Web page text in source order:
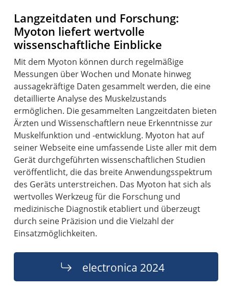
Langzeitdaten und Forschung:
Myoton liefert wertvolle
wissenschaftliche Einblicke
Mit dem Myoton können durch regelmäßige
Messungen über Wochen und Monate hinweg
aussagekräftige Daten gesammelt werden, die eine
detaillierte Analyse des Muskelzustands
ermöglichen. Die gesammelten Langzeitdaten bieten
Ärzten und Wissenschaftlern neue Erkenntnisse zur
Muskelfunktion und -entwicklung. Myoton hat auf
seiner Webseite eine umfassende Liste aller mit dem
Gerät durchgeführten wissenschaftlichen Studien
veröffentlicht, die das breite Anwendungsspektrum
des Geräts unterstreichen. Das Myoton hat sich als
wertvolles Werkzeug für die Forschung und
medizinische Diagnostik etabliert und überzeugt
durch seine Präzision und die Vielzahl der
Einsatzmöglichkeiten.
electronica 2024